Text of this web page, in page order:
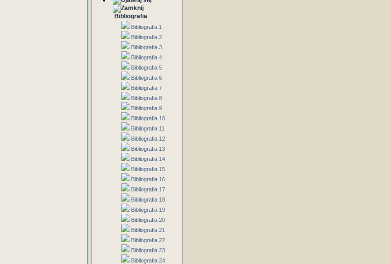
Bibliografia
Bibliografia 1
Bibliografia 2
Bibliografia 3
Bibliografia 4
Bibliografia 5
Bibliografia 6
Bibliografia 7
Bibliografia 8
Bibliografia 9
Bibliografia 10
Bibliografia 11
Bibliografia 12
Bibliografia 13
Bibliografia 14
Bibliografia 15
Bibliografia 16
Bibliografia 17
Bibliografia 18
Bibliografia 19
Bibliografia 20
Bibliografia 21
Bibliografia 22
Bibliografia 23
Bibliografia 24